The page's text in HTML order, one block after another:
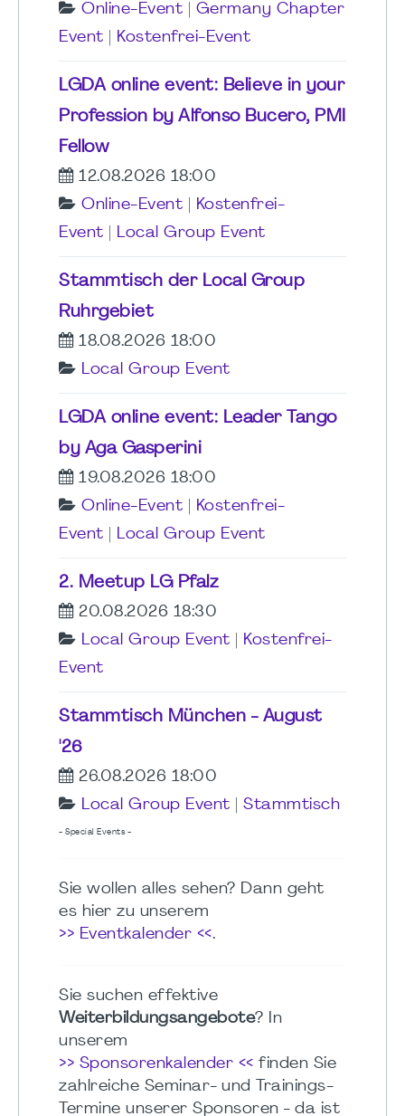
Online-Event
Germany Chapter
Event
Kostenfrei-Event
LGDA online event: Believe in your
Profession by Alfonso Bucero, PMI
Fellow
12.08.2026 18:00
Online-Event
Kostenfrei-
Event
Local Group Event
Stammtisch der Local Group
Ruhrgebiet
18.08.2026 18:00
Local Group Event
LGDA online event: Leader Tango
by Aga Gasperini
19.08.2026 18:00
Online-Event
Kostenfrei-
Event
Local Group Event
2. Meetup LG Pfalz
20.08.2026 18:30
Local Group Event
Kostenfrei-
Event
Stammtisch München - August
'26
26.08.2026 18:00
Local Group Event
Stammtisch
- Special Events -
Sie wollen alles sehen? Dann geht
es hier zu unserem
>> Eventkalender <<.
Sie suchen effektive
Weiterbildungsangebote? In
unserem
>> Sponsorenkalender << finden Sie
zahlreiche Seminar- und Trainings-
Termine unserer Sponsoren - da ist